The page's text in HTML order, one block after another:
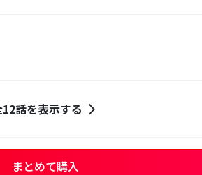
話を表示する
まとめて購入